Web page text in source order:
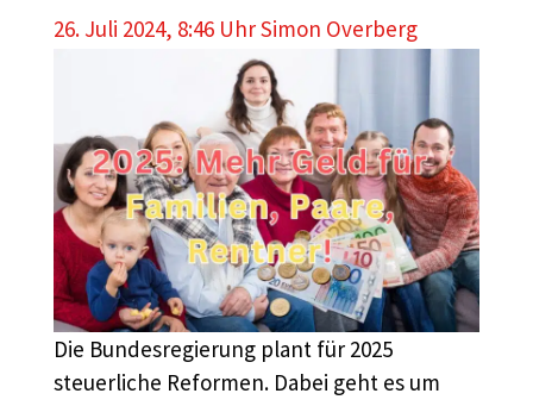
26. Juli 2024, 8:46 UhrSimon Overberg
Die Bundesregierung plant für 2025
steuerliche Reformen. Dabei geht es um